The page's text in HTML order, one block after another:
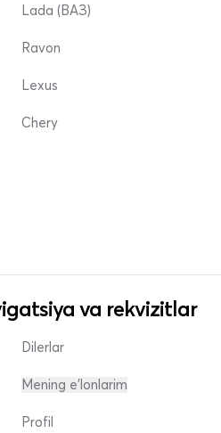
Lada (ВАЗ)
Ravon
Lexus
Chery
va rekvizitlar
Dilerlar
Mening e'lonlarim
Profil